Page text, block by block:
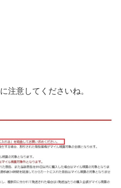
注意してくださいね。